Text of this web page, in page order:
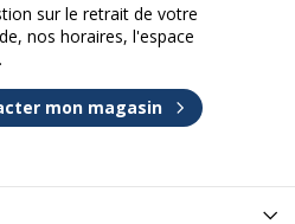
sur le retrait de votre
nos horaires, l'espace
mon magasin